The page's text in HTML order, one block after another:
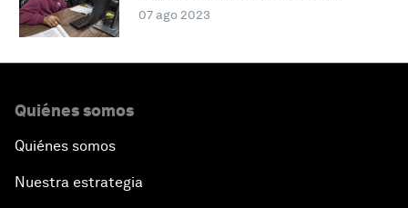
07 ago 2023
Quiénes somos
Quiénes somos
Nuestra estrategia